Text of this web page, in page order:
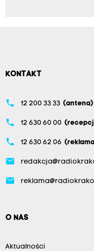
KONTAKT
phone 12 200 33 33 (antena)
phone 12 630 60 00
phone 12 630 62 06
email
email
O NAS
Aktualności